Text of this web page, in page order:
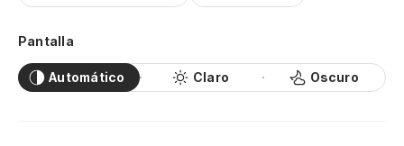
Pantalla
Automático Claro Oscuro